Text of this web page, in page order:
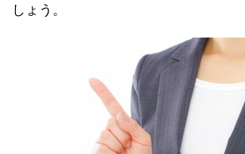
しょう。